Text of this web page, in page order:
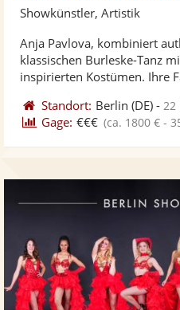
Showkünstler, Artistik
Anja Pavlova, kombiniert
klassischen Burleske-Tanz
inspirierten Kostümen. Ihre
Standort: Berlin (DE) - 22
Gage: €€€ (ca. 1800 € -